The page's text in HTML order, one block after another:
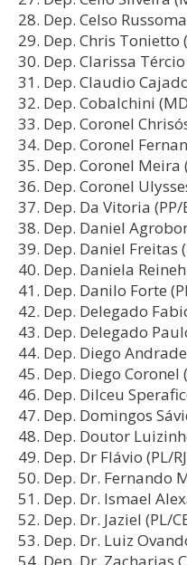
Dep. Celso
Dep. Chris Tonietto
Dep. Clarissa Tércio
Dep. Claudio
Dep. Cobalchini
Dep. Coronel
Dep. Coronel
Dep. Coronel Meira
Dep. Coronel
Dep. Da Vitoria (PP/
Dep. Daniel
Dep. Daniel Freitas
Dep. Daniela
Dep. Danilo Forte
Dep. Delegado
Dep. Delegado
Dep. Diego
Dep. Diego Coronel
Dep. Dilceu
Dep. Domingos
Dep. Doutor
Dep. Dr Flávio (PL/
Dep. Dr. Fernando
Dep. Dr. Ismael
Dep. Dr. Jaziel (PL/
Dep. Dr. Luiz